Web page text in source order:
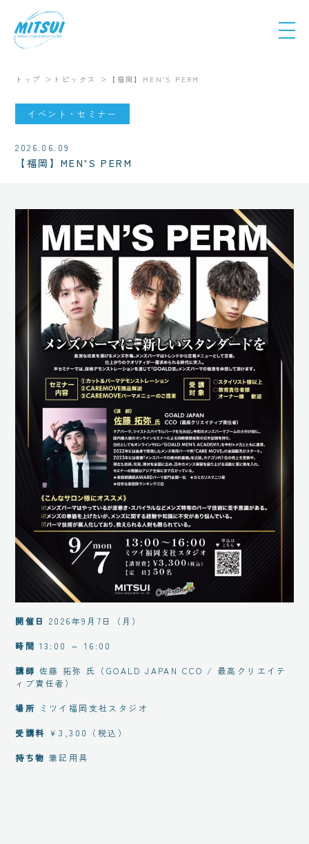
トップ トピックス 【福岡】MEN’S PERM
イベント・セミナー
2026.06.09
【福岡】MEN’S PERM
開催日 2026年9月7日（月）
時間 13:00 ～ 16:00
講師 佐藤 拓弥 氏（GOALD JAPAN CCO / 最高クリエイテ
ィブ責任者）
場所 ミツイ福岡支社スタジオ
受講料 ￥3,300（税込）
持ち物 筆記用具